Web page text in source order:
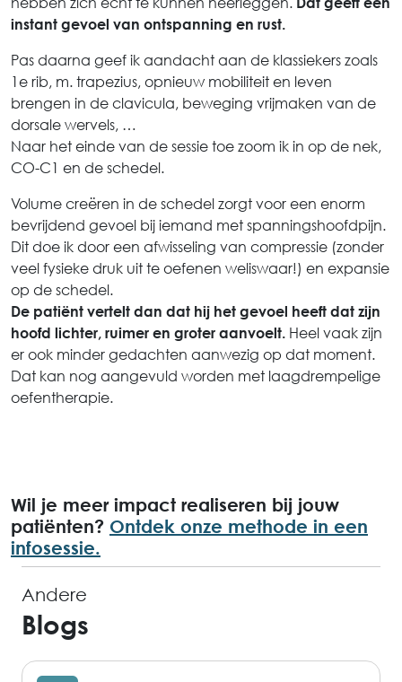
instant gevoel van ontspanning en rust.
Pas daarna geef ik aandacht aan de klassiekers zoals
1e rib, m. trapezius, opnieuw mobiliteit en leven
brengen in de clavicula, beweging vrijmaken van de
dorsale wervels, …
Naar het einde van de sessie toe zoom ik in op de nek,
CO-C1 en de schedel.
Volume creëren in de schedel zorgt voor een enorm
bevrijdend gevoel bij iemand met spanningshoofdpijn.
Dit doe ik door een afwisseling van compressie (zonder
veel fysieke druk uit te oefenen weliswaar!) en expansie
op de schedel.
De patiënt vertelt dan dat hij het gevoel heeft dat zijn
hoofd lichter, ruimer en groter aanvoelt. Heel vaak zijn
er ook minder gedachten aanwezig op dat moment.
Dat kan nog aangevuld worden met laagdrempelige
oefentherapie.
Wil je meer impact realiseren bij jouw
patiënten? Ontdek onze methode in een
infosessie.
Andere
Blogs